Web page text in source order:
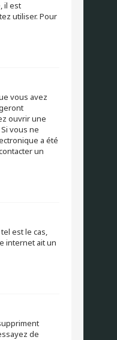
il est
utiliser. Pour
vous avez
ouvrir une
vous ne
a été
un
est le cas,
internet ait un
de